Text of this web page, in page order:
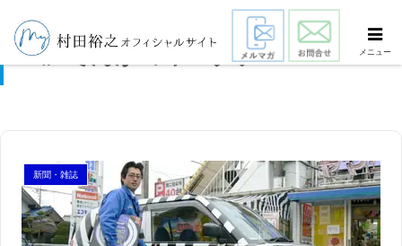
スマート・エイジング シニアビジネス 国際活動
でんかのヤマグチ
新聞・雑誌
メニュー